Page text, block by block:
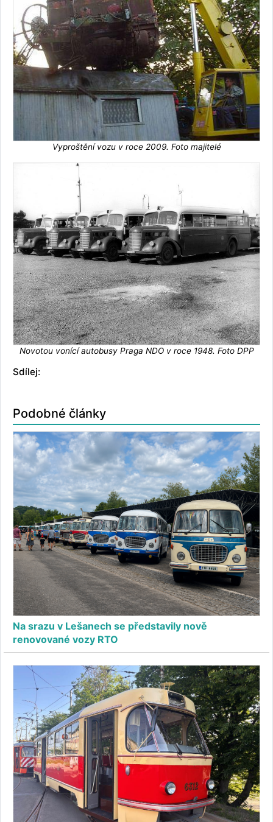
Vyproštění vozu v roce 2009. Foto majitelé
Novotou vonící autobusy Praga NDO v roce 1948. Foto DPP
Sdílej:
Podobné články
Na srazu v Lešanech se představily nově
renovované vozy RTO